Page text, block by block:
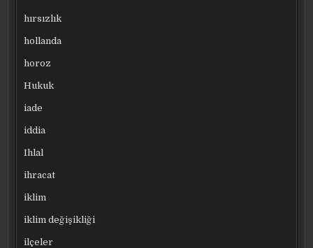
hırsızlık
hollanda
horoz
Hukuk
iade
iddia
Ihlal
ihracat
iklim
iklim değişikliği
ilçeler